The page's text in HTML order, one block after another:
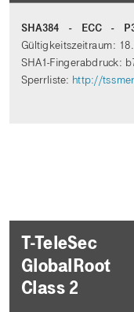
SHA384 - ECC -
Gültigkeitszeitraum:
SHA1-Fingerabdruck:
Sperrliste: http://
T-TeleSec
GlobalRoot
Class 2